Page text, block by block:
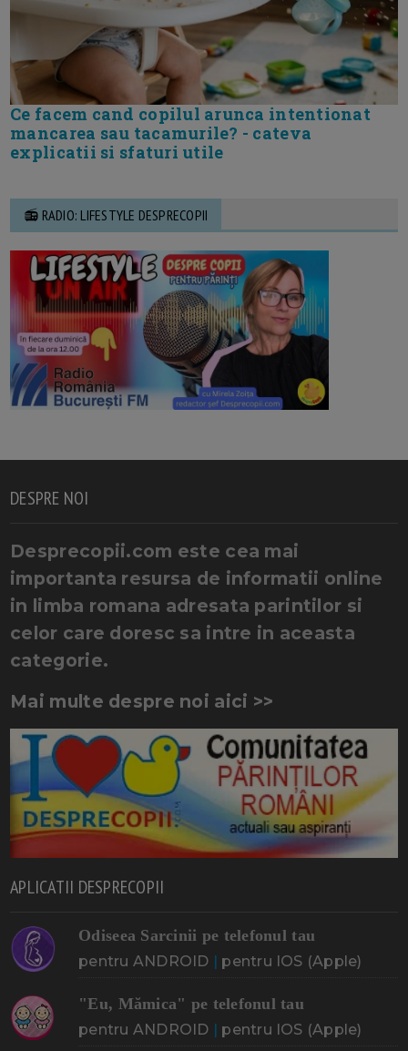
Ce facem cand copilul arunca intentionat
mancarea sau tacamurile? - cateva
explicatii si sfaturi utile
📻 RADIO: LIFESTYLE DESPRECOPII
DESPRE NOI
Desprecopii.com este cea mai
importanta resursa de informatii online
in limba romana adresata parintilor si
celor care doresc sa intre in aceasta
categorie.
Mai multe despre noi aici >>
APLICATII DESPRECOPII
Odiseea Sarcinii pe telefonul tau
pentru ANDROID | pentru IOS (Apple)
"Eu, Mămica" pe telefonul tau
pentru ANDROID | pentru IOS (Apple)